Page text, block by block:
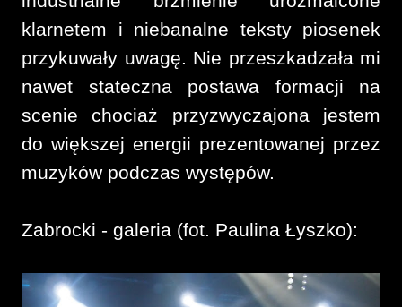
klarnetem i niebanalne teksty piosenek
przykuwały uwagę. Nie przeszkadzała mi
nawet stateczna postawa formacji na
scenie chociaż przyzwyczajona jestem
do większej energii prezentowanej przez
muzyków podczas występów.
Zabrocki - galeria (fot. Paulina Łyszko):